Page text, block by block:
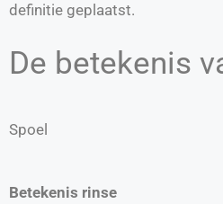
definitie geplaatst.
De betekenis
Spoel
Betekenis rinse